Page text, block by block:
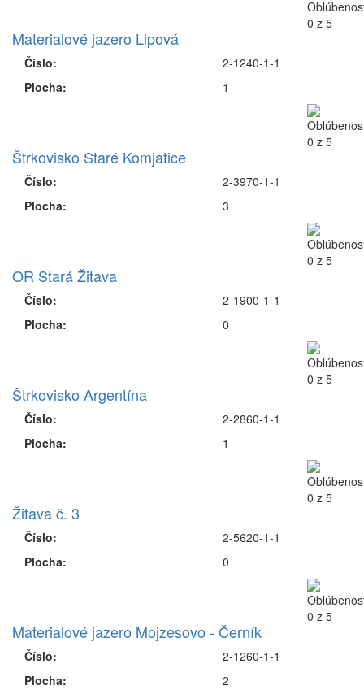
Materialové jazero Lipová
Číslo:
Plocha:
2-1240-1-1
1
Štrkovisko Staré Komjatice
Číslo:
Plocha:
2-3970-1-1
3
OR Stará Žitava
Číslo:
Plocha:
2-1900-1-1
0
Štrkovisko Argentína
Číslo:
Plocha:
2-2860-1-1
1
Žitava č. 3
Číslo:
Plocha:
2-5620-1-1
0
Materialové jazero Mojzesovo - Černík
Číslo:
Plocha:
2-1260-1-1
2